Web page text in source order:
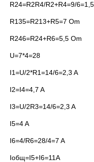
R24=R2R4/R2+R4=9/
R135=R213+R5=7 Om
R246=R24+R6=5,5 Om
U=7*4=28
I1=U/2*R1=14/6=2,3 A
I2=I4=4,7 A
I3=U/2R3=14/6=2,3 A
I5=4 A
I6=4/R6=28/4=7 A
Iобщ=I5+I6=11A